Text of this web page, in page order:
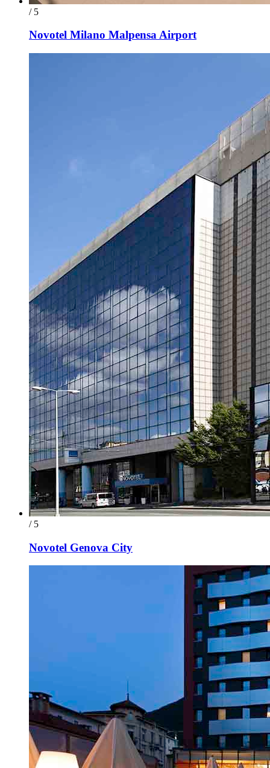
/ 5
Novotel Milano Malpensa Airport
/ 5
Novotel Genova City